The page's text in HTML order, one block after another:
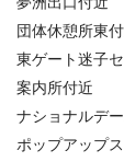
団体休憩所東
東ゲート迷子
案内所付近
ナショナルデ
ポップアップ